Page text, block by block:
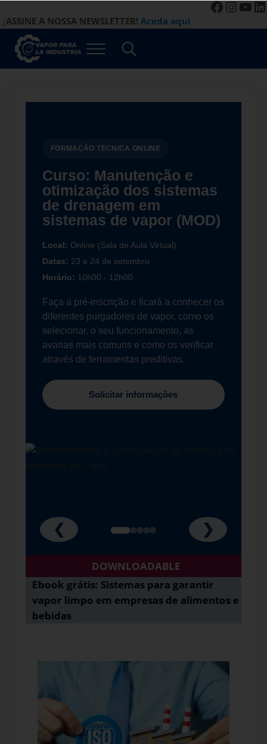
¡ASSINE A NOSSA NEWSLETTER! Aceda aqui
Vapor para a Indústria
Gestão Eficiente de Sistemas a Vapor
Menu Procurar...
FORMAÇÃO TÉCNICA ONLINE
Curso: Manutenção e
otimização dos sistemas
de drenagem em
sistemas de vapor (MOD)
Local: Online (Sala de Aula Virtual)
Datas: 23 e 24 de setembro
Horário: 10h00 - 12h00
Faça a pré-inscrição e ficará a conhecer os
diferentes purgadores de vapor, como os
selecionar, o seu funcionamento, as
avarias mais comuns e como os verificar
através de ferramentas preditivas.
Solicitar informações
❮ ❯
DOWNLOADABLE
Ebook grátis: Sistemas para garantir
vapor limpo em empresas de alimentos e
bebidas